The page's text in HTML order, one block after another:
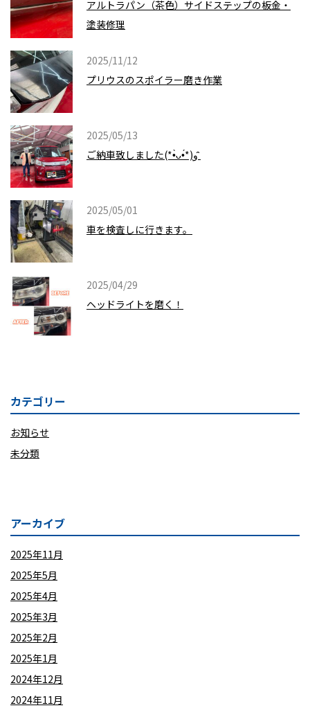
アルトラパン（茶色）サイドステップの板金・
塗装修理
2025/11/12
プリウスのスポイラー磨き作業
2025/05/13
ご納車致しました(*•̀ᴗ•́*)و ̑̑
2025/05/01
車を検査しに行きます。
2025/04/29
ヘッドライトを磨く！
カテゴリー
お知らせ
未分類
アーカイブ
2025年11月
2025年5月
2025年4月
2025年3月
2025年2月
2025年1月
2024年12月
2024年11月